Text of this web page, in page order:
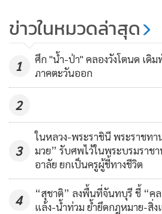
347
น้ำภาคตะวั
ขยายตัวข
ข่าวในหมวดล่าสุด
1
ศึก "น้ำ-ป่า" คลองวังโตนด เดิ
ภาคตะวันออก
2
3
ในหลวง-พระราชินี พระราชท
มวย” รับศพไว้ในพระบรมราช
อาลัย ยกเป็นครูผู้ชี้ทางชีวิต
4
“สุชาติ” ลงพื้นที่จันทบุรี ชี้ “ค
แล้ง-น้ำท่วม ย้ำยึดกฎหมาย-สิ่ง